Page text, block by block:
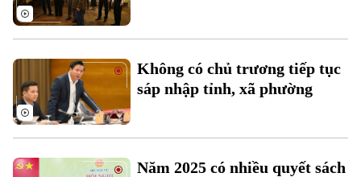
Theo dõi Hà Nội On
Không có chủ trương tiếp tục
sáp nhập tỉnh, xã phường
Năm 2025 có nhiều quyết sách